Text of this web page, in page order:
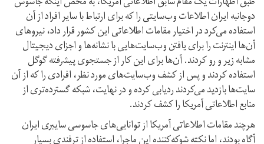
دوجانبه ایران اطلاعات وب‌سایتی را که برای ارتباط با سایر افراد از آن
استفاده می‌کرد در اختیار مقامات اطلاعاتی این کشور قرار داد، نیروهای
آن‌ها اینترنت را برای یافتن وب‌سایت‌هایی با نشانه‌ها و اجزای دیجیتال
مشابه زیر و رو کردند. آن‌ها برای این کار از جستجوی پیشرفته گوگل
استفاده کردند و پس از کشف وب‌سایت‌های مورد نظر، افرادی را که ‌از آن
سایت‌ها بازدید می‌کردند ردیابی کرده و در نهایت، شبکه گسترده‌تری از
منابع اطلاعاتی آمریکا را کشف کردند.
هرچند مقامات اطلاعاتی آمریکا از توانایی‌های جاسوسی سایبری ایران